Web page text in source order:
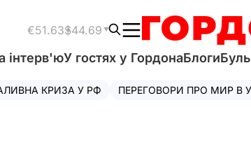
€51.63$44.69
інтерв'юУ гостях у ГордонаБлоги
КРИЗА У РФ ПЕРЕГОВОРИ ПРО МИР В